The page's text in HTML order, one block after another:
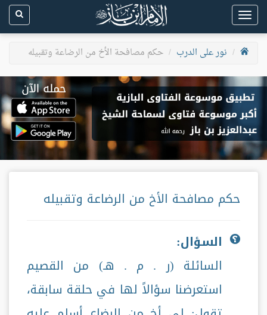
Toggle
navigation
نور على الدرب
حكم مصافحة الأخ من الرضاعة وتقبيله
حكم مصافحة الأخ من الرضاعة وتقبيله
السؤال:
السائلة (ر . م . هـ) من القصيم
استعرضنا سؤالاً لها في حلقة سابقة،